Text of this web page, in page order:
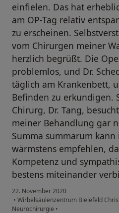
einfielen. Das hat
am OP-Tag relativ
zu erscheinen.
vom Chirurgen meiner
herzlich begrüßt. Die
problemlos, und Dr.
täglich am Krankenbett,
Befinden zu erkundigen.
Chirurg, Dr. Tang,
meiner Behandlung gar
Summa summarum kann
wärmstens empfehlen,
Kompetenz und
bestens miteinander
22. November 2020
• Wirbelsäulenzentrum Bielefeld
Neurochirurgie •